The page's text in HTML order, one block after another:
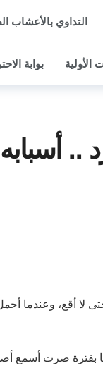
التداوي بالأعشاب
الأولية بوابة
.. أسبابه
لا أقع، وعندما
بفترة صرت أسمع